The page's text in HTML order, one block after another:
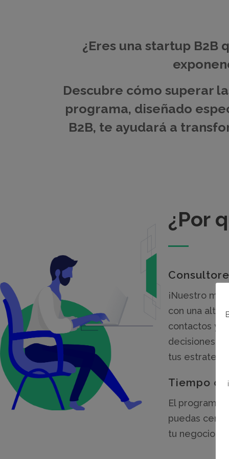
¿Eres una startup B2B
Descubre cómo superar
programa, diseñado
B2B, te ayudará a
¿Por
¡Nuestro
con una alta
contactos y
decisiones y
tus
Tiempo
El programa
puedas
tu negocio